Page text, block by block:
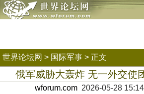
世界论坛网 > 国际军事 > 正文
俄军威胁大轰炸 无一外交使
wforum.com 2026-05-28